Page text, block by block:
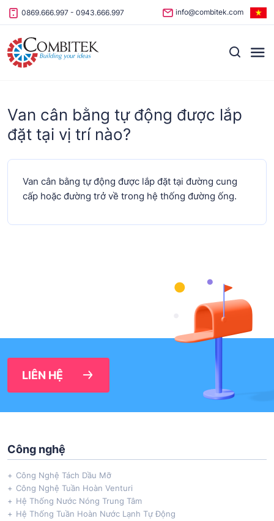
Skip to content
0869.666.997 - 0943.666.997 info@combitek.com
Van cân bằng tự động được lắp
đặt tại vị trí nào?
Van cân bằng tự động được lắp đặt tại đường cung
cấp hoặc đường trở về trong hệ thống đường ống.
LIÊN HỆ
Công nghệ
Công Nghệ Tách Dầu Mỡ
Công Nghệ Tuần Hoàn Venturi
Hệ Thống Nước Nóng Trung Tâm
Hệ Thống Tuần Hoàn Nước Lạnh Tự Động